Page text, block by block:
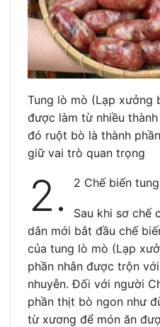
Tung lò mò (Lạp xưởng
được làm từ nhiều
đó ruột bò là thành
giữ vai trò quan trọng
2. 2 Chế biến
Sau khi sơ chế
dân mới bắt đầu chế
của tung lò mò (Lạp
phần nhân được trộn
nhuyễn. Đối với người
phần thịt bò ngon như
từ xương để món ăn